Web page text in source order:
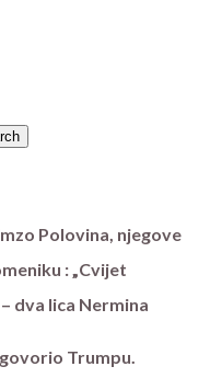
Polovina, njegove
: „Cvijet
dva lica Nermina
Trumpu.